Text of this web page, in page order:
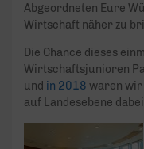
Abgeordneten Eure
Wirtschaft näher zu
Die Chance dieses
Wirtschaftsjunioren
und in 2018 waren wir
auf Landesebene